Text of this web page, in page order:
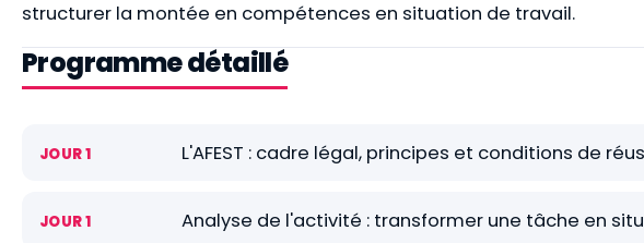
structurer la montée en compétences en situation de travail.
Programme détaillé
JOUR 1 L'AFEST : cadre légal, principes et conditions de
JOUR 1 Analyse de l'activité : transformer une tâche en